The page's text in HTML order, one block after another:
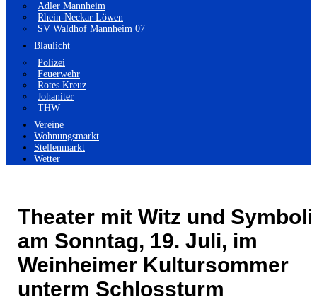
Adler Mannheim
Rhein-Neckar Löwen
SV Waldhof Mannheim 07
Blaulicht
Polizei
Feuerwehr
Rotes Kreuz
Johaniter
THW
Vereine
Wohnungsmarkt
Stellenmarkt
Wetter
Theater mit Witz und
am Sonntag, 19. Juli, im
Weinheimer Kultursommer
unterm Schlossturm